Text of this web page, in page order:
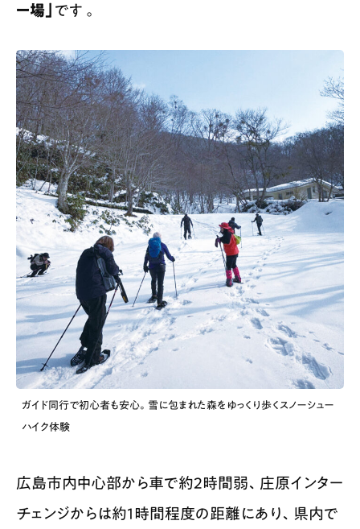
ー場」 です 。
ガイド同行で初心者も安心。雪に包まれた森をゆっくり歩くスノーシュー
ハイク体験
広島市内中心部から車で約2時間弱、庄原インター
チェンジからは約1時間程度の距離にあり、県内で